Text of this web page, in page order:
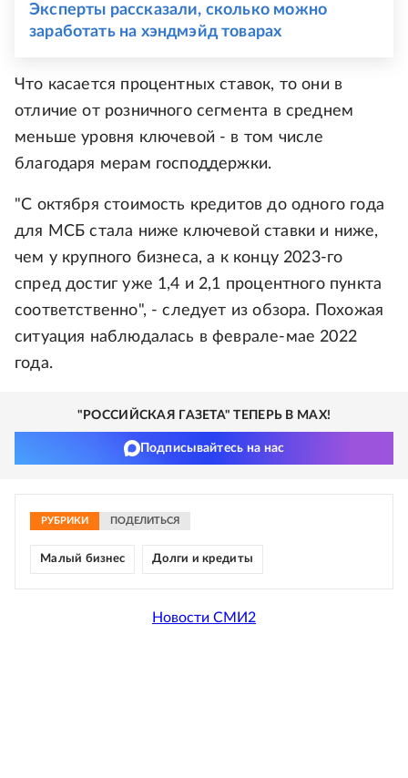
Эксперты рассказали, сколько можно
заработать на хэндмэйд товарах
Что касается процентных ставок, то они в
отличие от розничного сегмента в среднем
меньше уровня ключевой - в том числе
благодаря мерам господдержки.
"С октября стоимость кредитов до одного года
для МСБ стала ниже ключевой ставки и ниже,
чем у крупного бизнеса, а к концу 2023-го
спред достиг уже 1,4 и 2,1 процентного пункта
соответственно", - следует из обзора. Похожая
ситуация наблюдалась в феврале-мае 2022
года.
"РОССИЙСКАЯ ГАЗЕТА" ТЕПЕРЬ В MAX!
Подписывайтесь на нас
РУБРИКИ ПОДЕЛИТЬСЯ
Малый бизнес Долги и кредиты
Новости СМИ2